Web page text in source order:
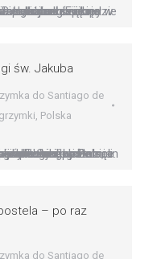
św. Jakuba
do Santiago de
, Polska
szlaku św. Jakuba udział wzięli m.in. prezydent Krakowa Jacek Majchrowski, bp Damian Muskus OFM, ambasador Hiszpanii w Polsce Javier…
– po raz
do Santiago de